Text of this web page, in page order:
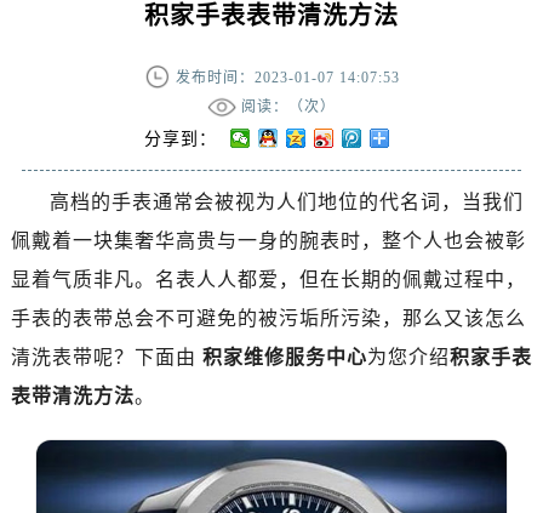
积家手表表带清洗方法
发布时间：2023-01-07 14:07:53
阅读：（次）
分享到：
高档的手表通常会被视为人们地位的代名词，当我们
佩戴着一块集奢华高贵与一身的腕表时，整个人也会被彰
显着气质非凡。名表人人都爱，但在长期的佩戴过程中，
手表的表带总会不可避免的被污垢所污染，那么又该怎么
清洗表带呢？下面由 积家维修服务中心为您介绍积家手表
表带清洗方法。